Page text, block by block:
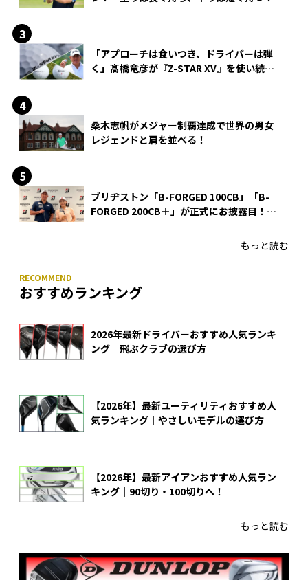
「アプローチは食いつき、ドライバーは弾
く」髙橋竜彦が『Z-STAR XV』を使い続け
桑木志帆がメジャー制覇達成で世界の男女
レジェンドと肩を並べる！
ブリヂストン「B-FORGED 100CB」「B-
FORGED 200CB＋」が正式にお披露目！
もっと読む
おすすめランキング
2026年最新ドライバーおすすめ人気ランキ
ング｜飛ぶクラブの選び方
【2026年】最新ユーティリティおすすめ人
気ランキング｜やさしいモデルの選び方
【2026年】最新アイアンおすすめ人気ラン
キング｜90切り・100切りへ！
もっと読む